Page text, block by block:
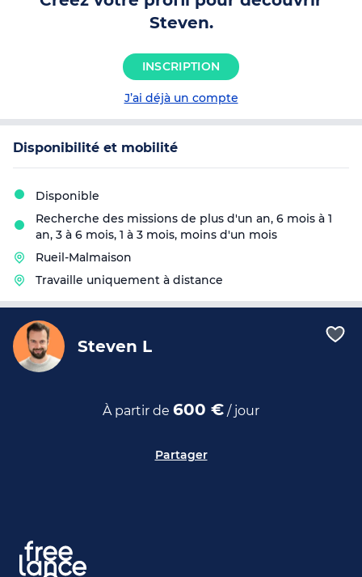
l'événementPréparation d'un calendrier
éditorial pour communiquer via un
des contenus vidéo (coordination de
l'équipe de réalisation)
Steven.
INSCRIPTION
J’ai déjà un compte
Disponibilité et mobilité
Disponible
Recherche des missions de plus d'un an, 6 mois à 1
an, 3 à 6 mois, 1 à 3 mois, moins d'un mois
Rueil-Malmaison
Travaille uniquement à distance
Steven L
À partir de 600 € / jour
Partager